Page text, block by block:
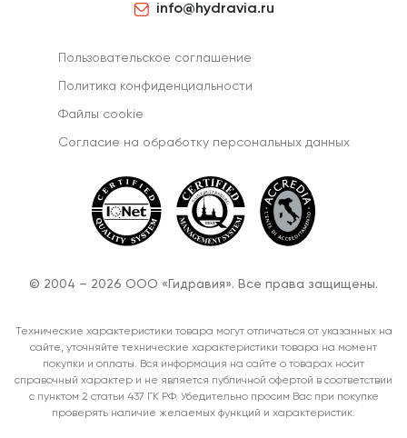
info@hydravia.ru
Пользовательское соглашение
Политика конфиденциальности
Файлы cookie
Согласиe на обработку персональных данных
© 2004 – 2026 ООО «Гидравия». Все права защищены.
Технические характеристики товара могут отличаться от указанных на
сайте, уточняйте технические характеристики товара на момент
покупки и оплаты. Вся информация на сайте о товарах носит
справочный характер и не является публичной офертой в соответствии
с пунктом 2 статьи 437 ГК РФ. Убедительно просим Вас при покупке
проверять наличие желаемых функций и характеристик.